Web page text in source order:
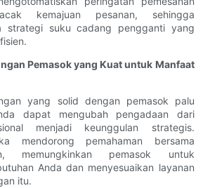
kemajuan pesanan, sehingga
strategi suku cadang pengganti yang
Pemasok yang Kuat untuk Manfaat
yang solid dengan pemasok palu
dapat mengubah pengadaan dari
menjadi keunggulan strategis.
mendorong pemahaman bersama
memungkinkan pemasok untuk
Anda dan menyesuaikan layanan
itu.